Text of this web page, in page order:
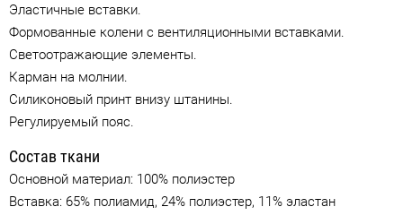
Эластичные вставки.
Формованные колени с вентиляционными вставками.
Светоотражающие элементы.
Карман на молнии.
Силиконовый принт внизу штанины.
Регулируемый пояс.
Состав ткани
Основной материал: 100% полиэстер
Вставка: 65% полиамид, 24% полиэстер, 11% эластан